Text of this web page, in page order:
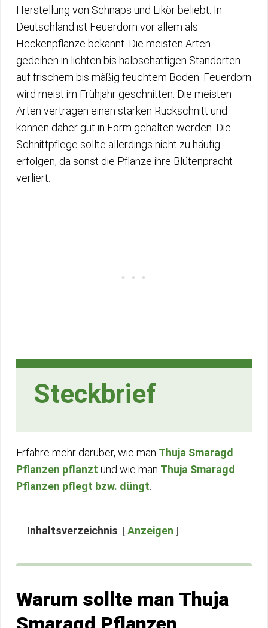
Herstellung von Schnaps und Likör beliebt. In
Deutschland ist Feuerdorn vor allem als
Heckenpflanze bekannt. Die meisten Arten
gedeihen in lichten bis halbschattigen Standorten
auf frischem bis mäßig feuchtem Boden. Feuerdorn
wird meist im Frühjahr geschnitten. Die meisten
Arten vertragen einen starken Rückschnitt und
können daher gut in Form gehalten werden. Die
Schnittpflege sollte allerdings nicht zu häufig
erfolgen, da sonst die Pflanze ihre Blütenpracht
verliert.
Steckbrief
Erfahre mehr darüber, wie man Thuja Smaragd
Pflanzen pflanzt und wie man Thuja Smaragd
Pflanzen pflegt bzw. düngt
Inhaltsverzeichnis Anzeigen
Warum sollte man Thuja